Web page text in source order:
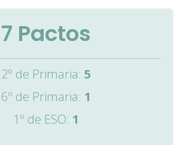
7 Pactos
2º de Primaria: 5
6º de Primaria: 1
1º de ESO: 1